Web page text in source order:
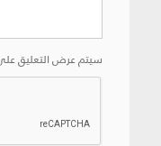
سيتم عرض التعليق